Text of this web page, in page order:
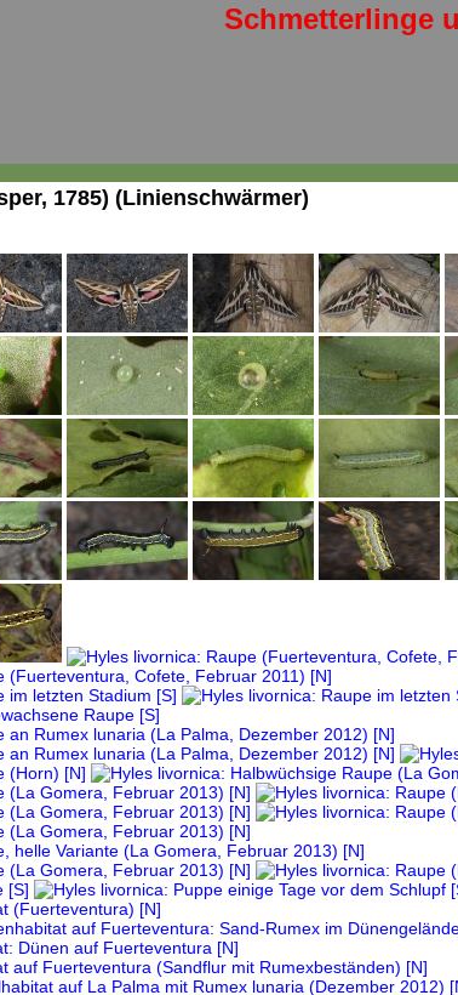
Schmetterlinge
1785) (Linienschwärmer)